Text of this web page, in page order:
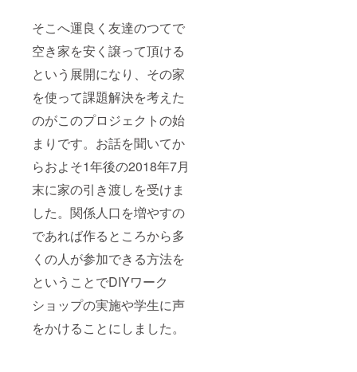
そこへ運良く友達のつてで
空き家を安く譲って頂ける
という展開になり、その家
を使って課題解決を考えた
のがこのプロジェクトの始
まりです。お話を聞いてか
らおよそ1年後の2018年7月
末に家の引き渡しを受けま
した。関係人口を増やすの
であれば作るところから多
くの人が参加できる方法を
ということでDIYワーク
ショップの実施や学生に声
をかけることにしました。